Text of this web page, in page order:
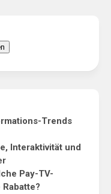
Trends
Interaktivität und
Pay-TV-